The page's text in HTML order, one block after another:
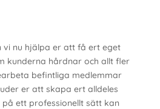
vi nu hjälpa er att få ert eget
kunderna hårdnar och allt fler
befintliga medlemmar
er att skapa ert alldeles
ett professionellt sätt kan